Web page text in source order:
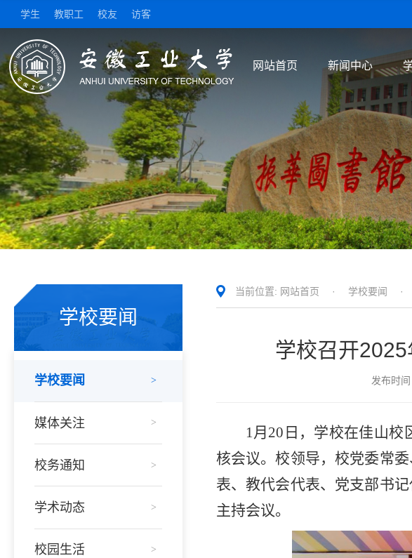
学生 教职工 校友 访客
网站首页 新闻中心
学校要闻
学校要闻 >
媒体关注 >
校务通知 >
学术动态 >
校园生活 >
当前位置: 网站首页 · 学校要闻 ·
学校召开
发布时间
1月20日，学校在佳山
核会议。校领导，校党委常
表、教代会代表、党支部书
主持会议。